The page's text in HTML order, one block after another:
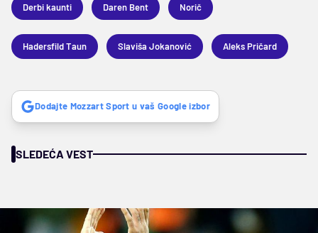
Derbi kaunti Daren Bent Norič
Hadersfild Taun Slaviša Jokanović Aleks Pričard
Dodajte Mozzart Sport u vaš Google izbor
SLEDEĆA VEST